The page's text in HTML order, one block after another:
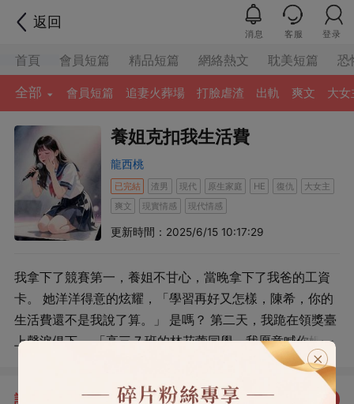
返回
消息 客服 登录
首頁 會員短篇 精品短篇 網絡熱文 耽美短篇 恐
全部 會員短篇 追妻火葬場 打臉虐渣 出軌 爽文 大女
養姐克扣我生活費
龍西桃
已完結 渣男 現代 原生家庭 HE 復仇
大女主
爽文
現實情感 現代情感
更新時間：2025/6/15 10:17:29
我拿下了競賽第一，養姐不甘心，當晚拿下了我爸的工資
卡。 她洋洋得意的炫耀，「學習再好又怎樣，陳希，你的
生活費還不是我說了算。」 是嗎？ 第二天，我跪在領獎臺
上聲淚俱下。 「高三 7 班的林花蕾同學，我愿意喊你媽
媽，媽，我知道爸爸的工資卡在你手上，請您給我生活
費，我真的好餓。」 然后假裝屈辱的別過頭。 全校一片嘩
評分：